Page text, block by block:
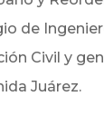
de
Civil y
Juárez.